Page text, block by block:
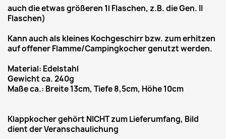
auch die etwas größeren 1l Flaschen, z.B. die Gen. II
Flaschen)
Kann auch als kleines Kochgeschirr bzw. zum erhitzen
auf offener Flamme/Campingkocher genutzt werden.
Material: Edelstahl
Gewicht ca. 240g
Maße ca.: Breite 13cm, Tiefe 8,5cm, Höhe 10cm
Klappkocher gehört NICHT zum Lieferumfang, Bild
dient der Veranschaulichung